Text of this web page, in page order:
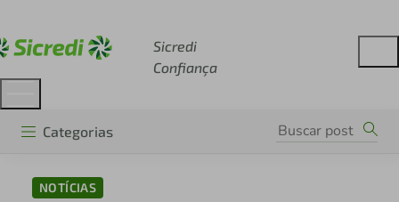
Sicredi
Confiança
Categorias
NOTÍCIAS